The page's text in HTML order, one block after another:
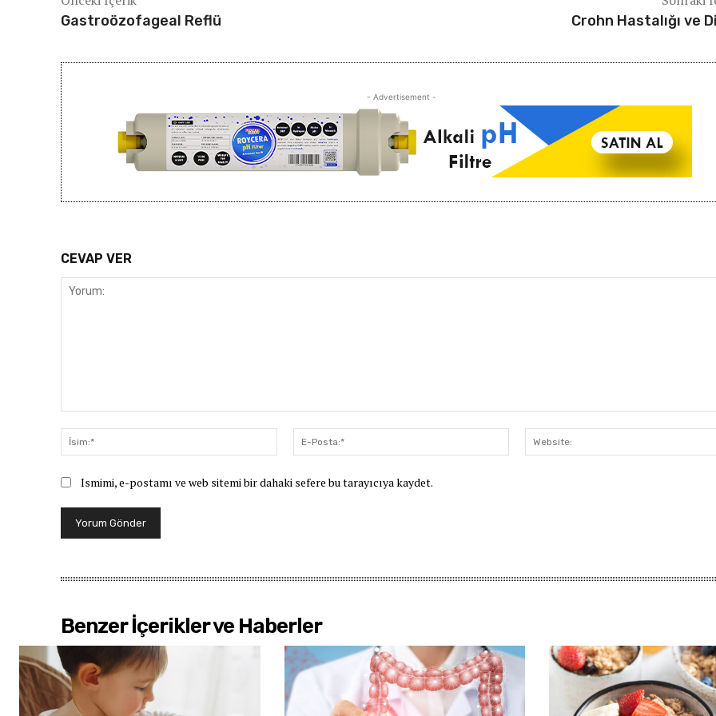
Gastroözofageal Reflü
Crohn Hastalığı ve
- Advertisement -
CEVAP VER
İsim:*
Posta:*
Ismimi, e-postamı ve web sitemi bir dahaki sefere bu tarayıcıya kaydet.
Benzer İçerikler ve Haberler